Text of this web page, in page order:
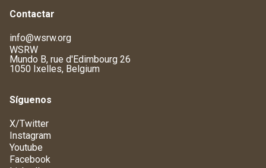
Contactar
info@wsrw.org
WSRW
Mundo B, rue d'Edimbourg 26
1050 Ixelles, Belgium
Síguenos
X/Twitter
Instagram
Youtube
Facebook